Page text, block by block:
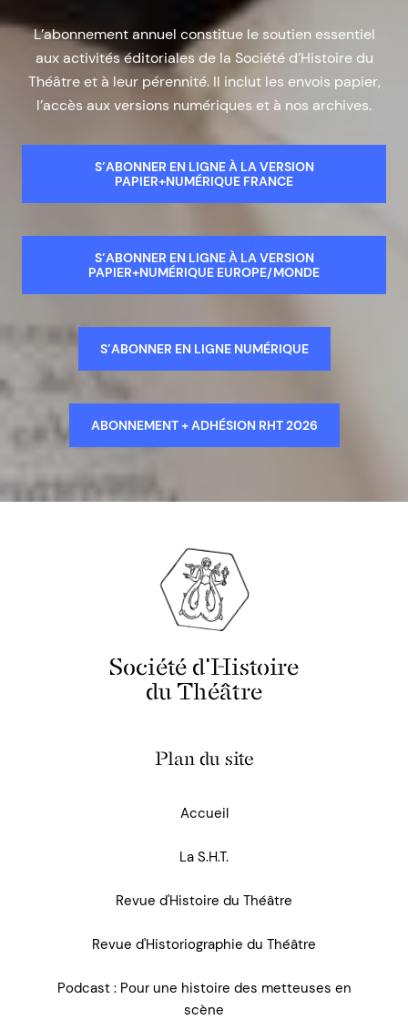
L’abonnement annuel constitue le soutien essentiel
aux activités éditoriales de la Société d’Histoire du
Théâtre et à leur pérennité. Il inclut les envois papier,
l’accès aux versions numériques et à nos archives.
S’ABONNER EN LIGNE À LA VERSION
PAPIER+NUMÉRIQUE FRANCE
S’ABONNER EN LIGNE À LA VERSION
PAPIER+NUMÉRIQUE EUROPE/MONDE
S’ABONNER EN LIGNE NUMÉRIQUE
ABONNEMENT + ADHÉSION RHT 2026
Société d'Histoire
du Théâtre
Plan du site
Accueil
La S.H.T.
Revue d'Histoire du Théâtre
Revue d'Historiographie du Théâtre
Podcast : Pour une histoire des metteuses en
scène